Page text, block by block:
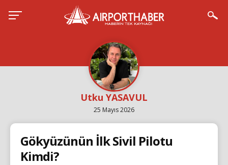
Utku YASAVUL
25 Mayıs 2026
Gökyüzünün İlk Sivil Pilotu
Kimdi?